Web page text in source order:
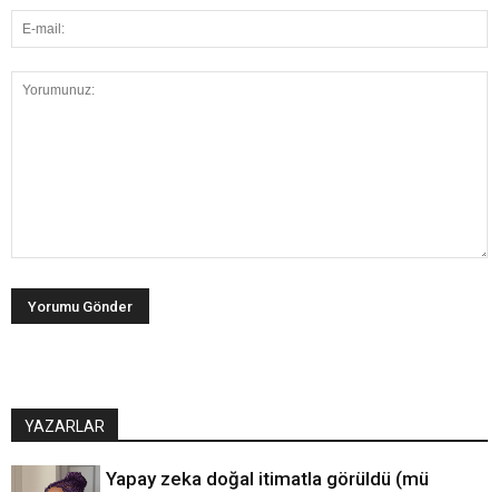
YAZARLAR
Yapay zeka doğal itimatla görüldü (mü